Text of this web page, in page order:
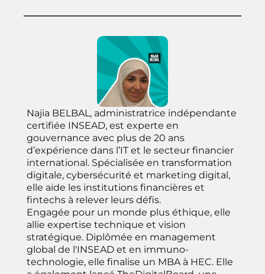
Najia BELBAL, administratrice indépendante
certifiée INSEAD, est experte en
gouvernance avec plus de 20 ans
d’expérience dans l’IT et le secteur financier
international. Spécialisée en transformation
digitale, cybersécurité et marketing digital,
elle aide les institutions financières et
fintechs à relever leurs défis.
Engagée pour un monde plus éthique, elle
allie expertise technique et vision
stratégique. Diplômée en management
global de l'INSEAD et en immuno-
technologie, elle finalise un MBA à HEC. Elle